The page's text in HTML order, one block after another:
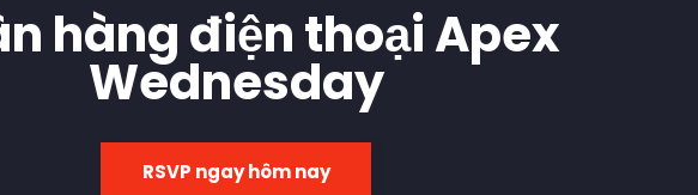
hàng điện thoại Apex
Wednesday
RSVP ngay hôm nay